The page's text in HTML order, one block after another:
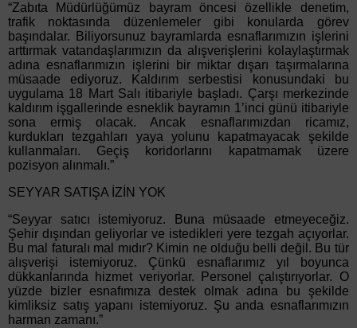
“Zabıta Müdürlüğümüz bayram öncesi özellikle denetim,
trafik noktasında düzenlemeler gibi konularda görev
başındalar. Biliyorsunuz bayramlarda esnaflarımızın işlerini
arttırmak vatandaşlarımızın da alışverişlerini kolaylaştırmak
adına esnaflarımızın işlerini bir miktar dışarı taşırmalarına
müsaade ediyoruz. Kaldırım serbestisi konusundaki bu
uygulama 18 Mart Salı itibariyle başladı. Çarşı merkezinde
kaldırım işgallerinde esneklik bayramın 1’inci günü itibariyle
sona ermiş olacak. Ancak esnaflarımızdan ricamız,
kurdukları tezgahları yaya yolunu kapatmayacak şekilde
kullanmaları. Geçiş koridorlarını kapatmamak üzere
pozisyon alınmalı.”
SEYYAR SATIŞA İZİN YOK
“Seyyar satıcı istemiyoruz. Buna müsaade etmeyeceğiz.
Şehir dışından geliyorlar ve istedikleri yere tezgah açıyorlar.
Bu mal faturalı mal mıdır? Kimin ne olduğu belli değil. Bu tür
alışverişi istemiyoruz. Çünkü esnaflarımız yıl boyunca
dükkanlarında hizmet veriyorlar. Personel çalıştırıyorlar. O
yüzde bizler esnafımıza destek olmak adına bu şekilde
kimliksiz satış yapanı istemiyoruz. Şu anda esnaflarımızın
harman zamanı.”